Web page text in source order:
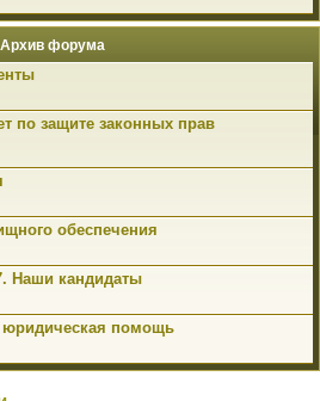
Архив форума
по защите законных прав
обеспечения
Наши кандидаты
юридическая помощь